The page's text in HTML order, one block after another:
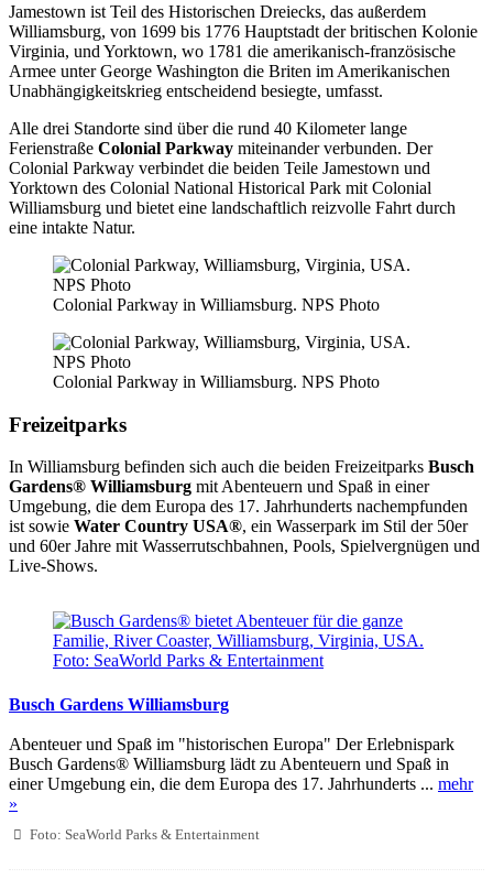
Jamestown ist Teil des Historischen Dreiecks, das außerdem
Williamsburg, von 1699 bis 1776 Hauptstadt der britischen Kolonie
Virginia, und Yorktown, wo 1781 die amerikanisch-französische
Armee unter George Washington die Briten im Amerikanischen
Unabhängigkeitskrieg entscheidend besiegte, umfasst.
Alle drei Standorte sind über die rund 40 Kilometer lange
Ferienstraße Colonial Parkway miteinander verbunden. Der
Colonial Parkway verbindet die beiden Teile Jamestown und
Yorktown des Colonial National Historical Park mit Colonial
Williamsburg und bietet eine landschaftlich reizvolle Fahrt durch
eine intakte Natur.
Colonial Parkway in Williamsburg. NPS Photo
Colonial Parkway in Williamsburg. NPS Photo
Freizeitparks
In Williamsburg befinden sich auch die beiden Freizeitparks Busch
Gardens® Williamsburg mit Abenteuern und Spaß in einer
Umgebung, die dem Europa des 17. Jahrhunderts nachempfunden
ist sowie Water Country USA®, ein Wasserpark im Stil der 50er
und 60er Jahre mit Wasserrutschbahnen, Pools, Spielvergnügen und
Live-Shows.
Busch Gardens Williamsburg
Abenteuer und Spaß im "historischen Europa" Der Erlebnispark
Busch Gardens® Williamsburg lädt zu Abenteuern und Spaß in
einer Umgebung ein, die dem Europa des 17. Jahrhunderts ... mehr
»
Foto: SeaWorld Parks & Entertainment